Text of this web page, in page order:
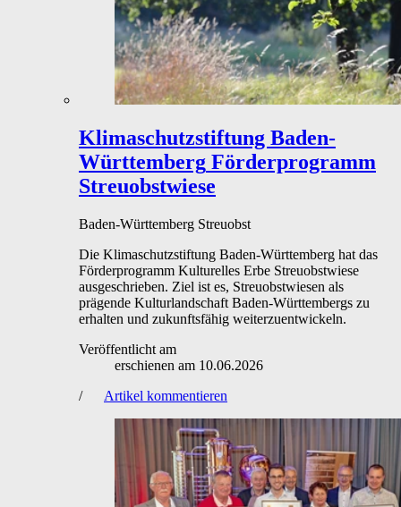
Klimaschutzstiftung Baden-
Württemberg Förderprogramm
Streuobstwiese
Baden-Württemberg Streuobst
Die Klimaschutzstiftung Baden-Württemberg hat das
Förderprogramm Kulturelles Erbe Streuobstwiese
ausgeschrieben. Ziel ist es, Streuobstwiesen als
prägende Kulturlandschaft Baden-Württembergs zu
erhalten und zukunftsfähig weiterzuentwickeln.
Veröffentlicht am
erschienen am 10.06.2026
/
Artikel kommentieren